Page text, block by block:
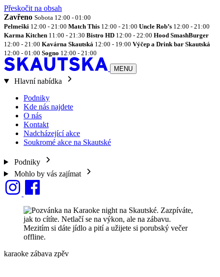
Přeskočit na obsah
Zavřeno Sobota 12:00 - 01:00
Pelmeški 12:00 - 21:00 Match This 12:00 - 21:00 Uncle Rob’s 12:00 - 21:00
Karma Kitchen 11:00 - 21:30 Bistro HD 12:00 - 22:00 Hood SmashBurger
12:00 - 21:00 Kavárna Skautská 12:00 - 19:00 Výčep a Drink bar Skautská
12:00 - 01:00 Sogno 12:00 - 21:00
MENU
Hlavní nabídka
Podniky
Kde nás najdete
O nás
Kontakt
Nadcházející akce
Soukromé akce na Skautské
Podniky
Mohlo by vás zajímat
karaoke zábava zpěv